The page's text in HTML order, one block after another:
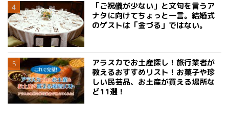
「ご祝儀が少ない」と文句を言うア
ナタに向けてちょっと一言。結婚式
のゲストは「金づる」ではない。
アラスカでお土産探し！旅行業者が
教えるおすすめリスト！お菓子や珍
しい民芸品、お土産が買える場所な
ど11選！